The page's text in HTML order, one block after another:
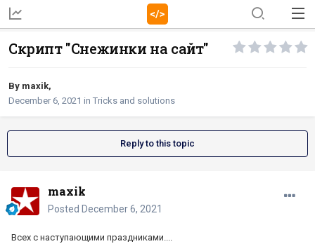
Скрипт "Снежинки на сайт"
By maxik,
December 6, 2021 in Tricks and solutions
Reply to this topic
maxik
Posted December 6, 2021
Всех с наступающими праздниками....